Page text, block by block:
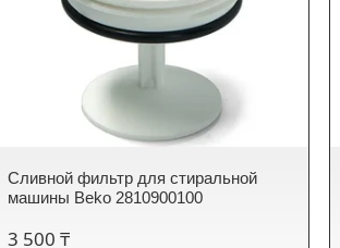
Сливной фильтр для стиральной
машины Beko 2810900100
3 500 ₸